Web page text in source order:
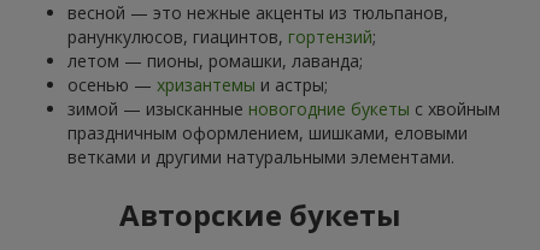
весной — это нежные акценты из тюльпанов,
ранункулюсов, гиацинтов, гортензий;
летом — пионы, ромашки, лаванда;
осенью — хризантемы и астры;
зимой — изысканные новогодние букеты с хвойным
праздничным оформлением, шишками, еловыми
ветками и другими натуральными элементами.
Авторские букеты